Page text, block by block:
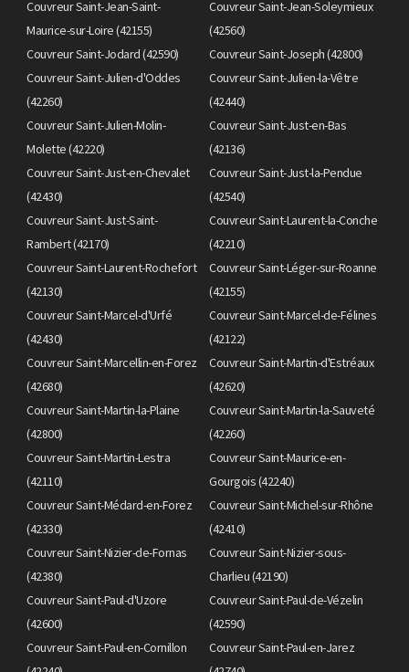
Couvreur Saint-Jean-Saint-
Maurice-sur-Loire (42155)
Couvreur Saint-Jean-Soleymieux
(42560)
Couvreur Saint-Jodard (42590)
Couvreur Saint-Joseph (42800)
Couvreur Saint-Julien-d'Oddes
(42260)
Couvreur Saint-Julien-la-Vêtre
(42440)
Couvreur Saint-Julien-Molin-
Molette (42220)
Couvreur Saint-Just-en-Bas
(42136)
Couvreur Saint-Just-en-Chevalet
(42430)
Couvreur Saint-Just-la-Pendue
(42540)
Couvreur Saint-Just-Saint-
Rambert (42170)
Couvreur Saint-Laurent-la-Conche
(42210)
Couvreur Saint-Laurent-Rochefort
(42130)
Couvreur Saint-Léger-sur-Roanne
(42155)
Couvreur Saint-Marcel-d'Urfé
(42430)
Couvreur Saint-Marcel-de-Félines
(42122)
Couvreur Saint-Marcellin-en-Forez
(42680)
Couvreur Saint-Martin-d'Estréaux
(42620)
Couvreur Saint-Martin-la-Plaine
(42800)
Couvreur Saint-Martin-la-Sauveté
(42260)
Couvreur Saint-Martin-Lestra
(42110)
Couvreur Saint-Maurice-en-
Gourgois (42240)
Couvreur Saint-Médard-en-Forez
(42330)
Couvreur Saint-Michel-sur-Rhône
(42410)
Couvreur Saint-Nizier-de-Fornas
(42380)
Couvreur Saint-Nizier-sous-
Charlieu (42190)
Couvreur Saint-Paul-d'Uzore
(42600)
Couvreur Saint-Paul-de-Vézelin
(42590)
Couvreur Saint-Paul-en-Cornillon
Couvreur Saint-Paul-en-Jarez